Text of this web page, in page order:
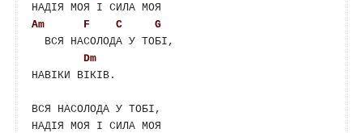
Am
F C
G
Dm
НАВІКИ ВІКІВ.
ВСЯ НАСОЛОДА У ТОБІ,
НАДІЯ МОЯ І СИЛА МОЯ